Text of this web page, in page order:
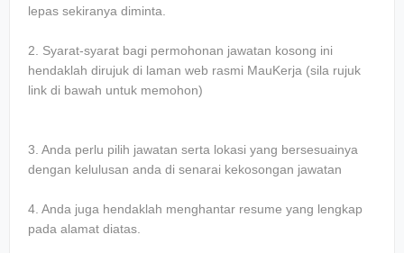
lepas sekiranya diminta.
2. Syarat-syarat bagi permohonan jawatan kosong ini
hendaklah dirujuk di laman web rasmi MauKerja (sila rujuk
link di bawah untuk memohon)
3. Anda perlu pilih jawatan serta lokasi yang bersesuainya
dengan kelulusan anda di senarai kekosongan jawatan
4. Anda juga hendaklah menghantar resume yang lengkap
pada alamat diatas.